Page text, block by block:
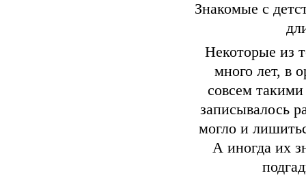
Знакомые с
Некоторые из
много лет, в
совсем
записывалось
могло и
А иногда их